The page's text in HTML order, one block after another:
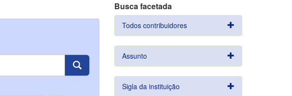
Busca facetada
Todos contribuidores
Assunto
Sigla da instituição